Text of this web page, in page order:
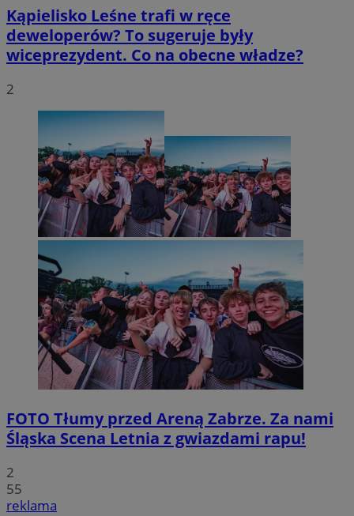
Kąpielisko Leśne trafi w ręce
deweloperów? To sugeruje były
wiceprezydent. Co na obecne władze?
2
FOTO Tłumy przed Areną Zabrze. Za nami
Śląska Scena Letnia z gwiazdami rapu!
2
55
reklama